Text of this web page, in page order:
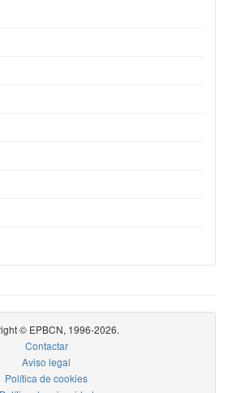
© EPBCN, 1996-2026.
Contactar
Aviso legal
Política de cookies